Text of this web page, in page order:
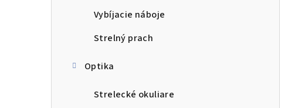
Vybíjacie náboje
Strelný prach
Optika
Strelecké okuliare